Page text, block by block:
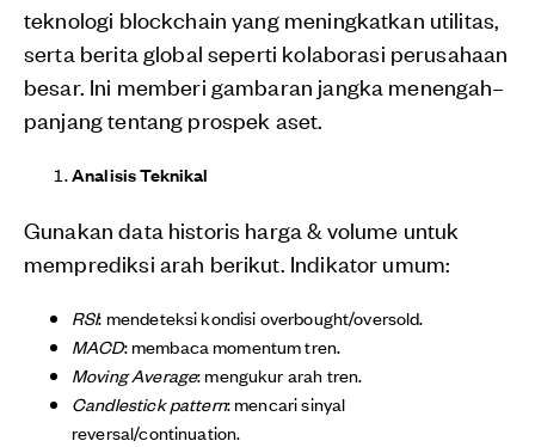
teknologi blockchain yang meningkatkan utilitas,
serta berita global seperti kolaborasi perusahaan
besar. Ini memberi gambaran jangka menengah–
panjang tentang prospek aset.
Analisis Teknikal
Gunakan data historis harga & volume untuk
memprediksi arah berikut. Indikator umum:
RSI: mendeteksi kondisi overbought/oversold.
MACD: membaca momentum tren.
Moving Average: mengukur arah tren.
Candlestick pattern: mencari sinyal
reversal/continuation.